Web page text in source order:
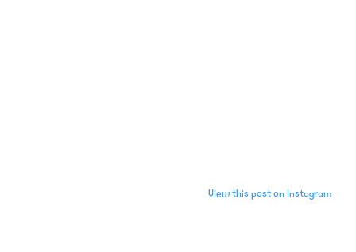
View this post on Instagram